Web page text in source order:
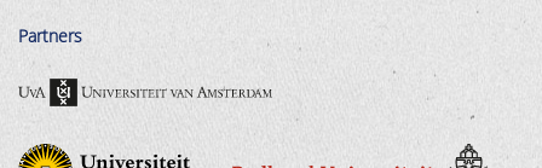
Partners